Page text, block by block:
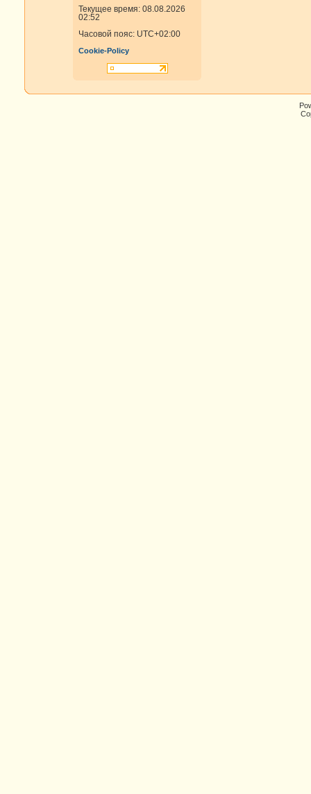
Текущее время: 08.08.2026
02:52
Часовой пояс: UTC+02:00
Cookie-Policy